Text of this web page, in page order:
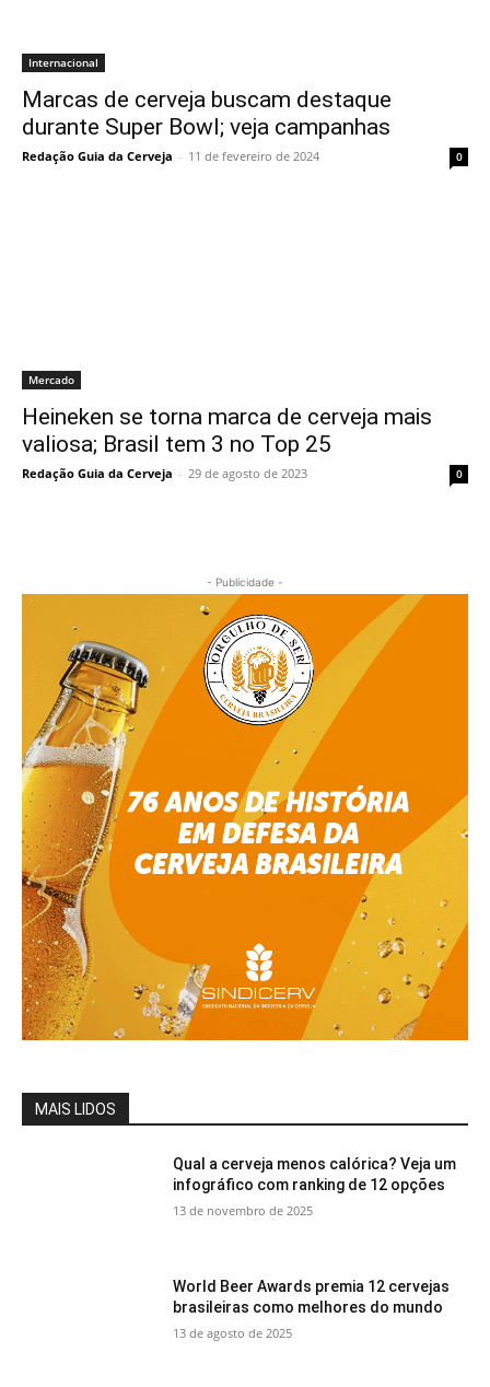
Internacional
Marcas de cerveja buscam destaque
durante Super Bowl; veja campanhas
Redação Guia da Cerveja - 11 de fevereiro de 2024 0
Mercado
Heineken se torna marca de cerveja mais
valiosa; Brasil tem 3 no Top 25
Redação Guia da Cerveja - 29 de agosto de 2023 0
- Publicidade -
MAIS LIDOS
Qual a cerveja menos calórica? Veja um
infográfico com ranking de 12 opções
13 de novembro de 2025
World Beer Awards premia 12 cervejas
brasileiras como melhores do mundo
13 de agosto de 2025